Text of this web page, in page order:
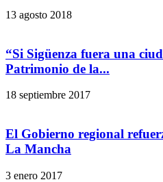
13 agosto 2018
“Si Sigüenza fuera una
Patrimonio de la...
18 septiembre 2017
El Gobierno regional
La Mancha
3 enero 2017